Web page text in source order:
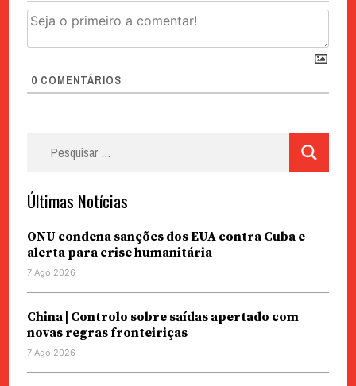
0 COMENTÁRIOS
Últimas Notícias
ONU condena sanções dos EUA contra Cuba e
alerta para crise humanitária
7 Ago 2026
China | Controlo sobre saídas apertado com
novas regras fronteiriças
7 Ago 2026